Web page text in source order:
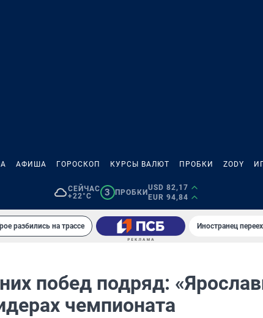
АФИША ГОРОСКОП КУРСЫ ВАЛЮТ ПРОБКИ ZODY
СЕЙЧАС
+22°C
3 ПРОБКИ
USD 82,17
EUR 94,84
разбились на трассе Иностранец
побед подряд:
чемпионата